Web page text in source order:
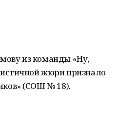
из команды «Ну,
жюри признало
(СОШ № 18).